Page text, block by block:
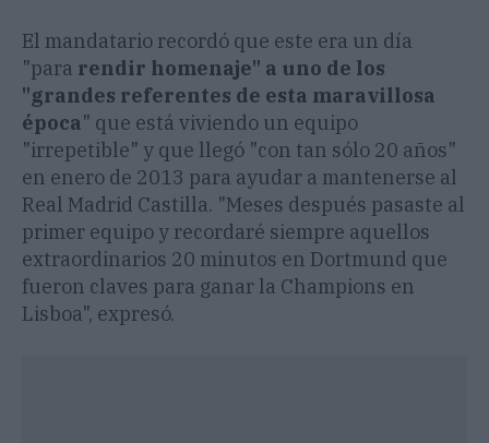
El mandatario recordó que este era un día
"para rendir homenaje" a uno de los
"grandes referentes de esta maravillosa
época" que está viviendo un equipo
"irrepetible" y que llegó "con tan sólo 20 años"
en enero de 2013 para ayudar a mantenerse al
Real Madrid Castilla. "Meses después pasaste al
primer equipo y recordaré siempre aquellos
extraordinarios 20 minutos en Dortmund que
fueron claves para ganar la Champions en
Lisboa", expresó.